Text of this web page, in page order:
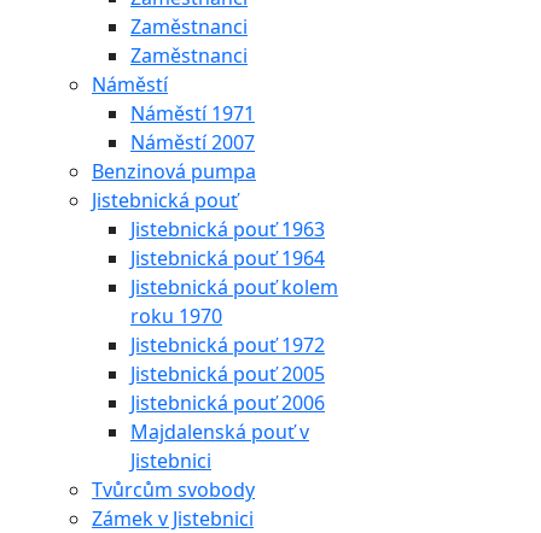
Zaměstnanci
Zaměstnanci
Náměstí
Náměstí 1971
Náměstí 2007
Benzinová pumpa
Jistebnická pouť
Jistebnická pouť 1963
Jistebnická pouť 1964
Jistebnická pouť kolem
roku 1970
Jistebnická pouť 1972
Jistebnická pouť 2005
Jistebnická pouť 2006
Majdalenská pouť v
Jistebnici
Tvůrcům svobody
Zámek v Jistebnici